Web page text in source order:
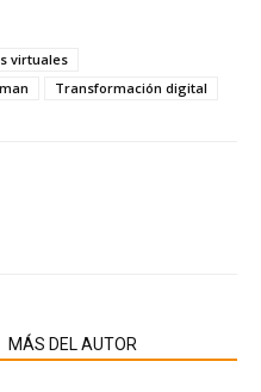
virtuales
Transformación digital
MÁS DEL AUTOR